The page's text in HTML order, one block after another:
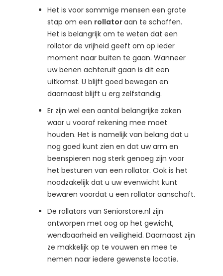
Het is voor sommige mensen een grote
stap om een rollatoraan te schaffen.
Het is belangrijk om te weten dat een
rollator de vrijheid geeft om op ieder
moment naar buiten te gaan. Wanneer
uw benen achteruit gaan is dit een
uitkomst. U blijft goed bewegen en
daarnaast blijft u erg zelfstandig.
Er zijn wel een aantal belangrijke zaken
waar u vooraf rekening mee moet
houden. Het is namelijk van belang dat u
nog goed kunt zien en dat uw arm en
beenspieren nog sterk genoeg zijn voor
het besturen van een rollator. Ook is het
noodzakelijk dat u uw evenwicht kunt
bewaren voordat u een rollator aanschaft.
De rollators van Seniorstore.nl zijn
ontworpen met oog op het gewicht,
wendbaarheid en veiligheid. Daarnaast zijn
ze makkelijk op te vouwen en mee te
nemen naar iedere gewenste locatie.